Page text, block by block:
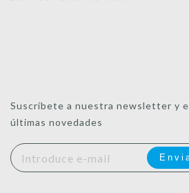
Suscríbete a nuestra newsletter y
últimas novedades